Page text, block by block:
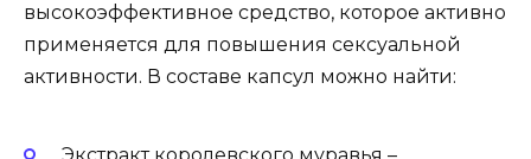
высокоэффективное средство, которое активно
применяется для повышения сексуальной
активности. В составе капсул можно найти: